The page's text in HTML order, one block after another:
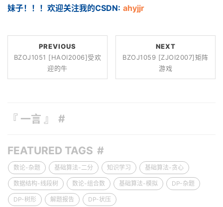
妹子！！！欢迎关注我的CSDN: ahyjjr
PREVIOUS
BZOJ1051 [HAOI2006]受欢
迎的牛
NEXT
BZOJ1059 [ZJOI2007]矩阵
游戏
『 一言 』
FEATURED TAGS
数论-杂题 基础算法-二分 知识学习 基础算法-贪心
数据结构-线段树 数论-组合数 基础算法-模拟 DP-杂题
DP-树形 解题报告 DP-状压